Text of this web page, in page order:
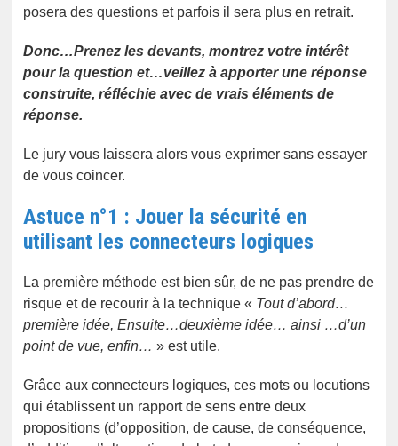
posera des questions et parfois il sera plus en retrait.
Donc…Prenez les devants, montrez votre intérêt
pour la question et…veillez à apporter une réponse
construite, réfléchie avec de vrais éléments de
réponse.
Le jury vous laissera alors vous exprimer sans essayer
de vous coincer.
Astuce n°1 : Jouer la sécurité en
utilisant les connecteurs logiques
La première méthode est bien sûr, de ne pas prendre de
risque et de recourir à la technique « Tout d’abord…
première idée, Ensuite…deuxième idée… ainsi …d’un
point de vue, enfin… » est utile.
Grâce aux connecteurs logiques, ces mots ou locutions
qui établissent un rapport de sens entre deux
propositions (d’opposition, de cause, de conséquence,